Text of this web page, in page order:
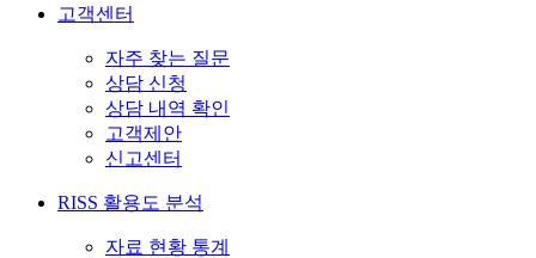
고객센터
자주 찾는 질문
상담 신청
상담 내역 확인
고객제안
신고센터
RISS 활용도 분석
자료 현황 통계